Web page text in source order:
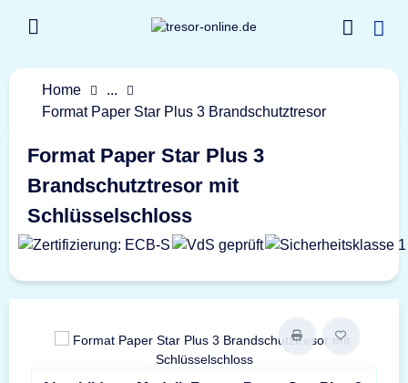
Home
...
Format Paper Star Plus 3 Brandschutztresor
Format Paper Star Plus 3
Brandschutztresor mit
Schlüsselschloss